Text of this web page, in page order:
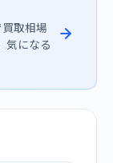
買取相場
気になる